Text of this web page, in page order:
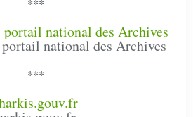
***
national des Archives
***